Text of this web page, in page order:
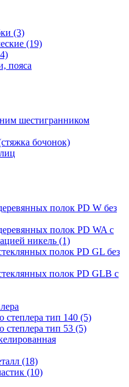
(3)
(19)
пояса
шестигранником
бочонок)
полок PD W без
полок PD WA с
никель (1)
полок PD GL без
полок PD GLВ с
степлера тип 140 (5)
степлера тип 53 (5)
(18)
(10)